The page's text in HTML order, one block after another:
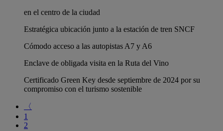
en el centro de la ciudad
Estratégica ubicación junto a la estación de tren SNCF
Cómodo acceso a las autopistas A7 y A6
Enclave de obligada visita en la Ruta del Vino
Certificado Green Key desde septiembre de 2024 por su
compromiso con el turismo sostenible
〈
1
2